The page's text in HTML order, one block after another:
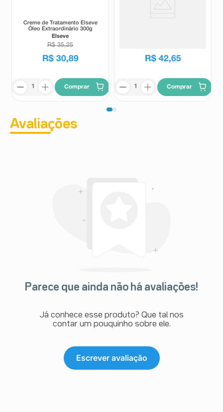
Creme de Tratamento Elseve
Óleo Extraordinário 300g
Elseve
R$ 35,25
R$ 30,89
Comprar
R$ 42,65
Comprar
Avaliações
Parece que ainda não há avaliações!
Já conhece esse produto? Que tal nos
contar um pouquinho sobre ele.
Escrever avaliação